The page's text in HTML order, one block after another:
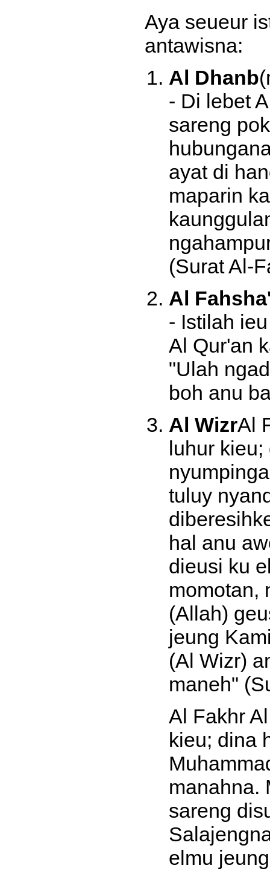
Aya seueur
antawisna:
Al Dhanb
- Di lebet
sareng
ayat di
maparin
(Surat Al-
Al
- Istilah
Al Qur'an
"Ulah
boh anu
Al WizrAl
luhur
tuluy
hal anu
dieusi ku
momotan,
(Allah)
jeung
(Al Wizr)
maneh"
Al Fakhr
kieu; dina
manahna.
sareng
elmu